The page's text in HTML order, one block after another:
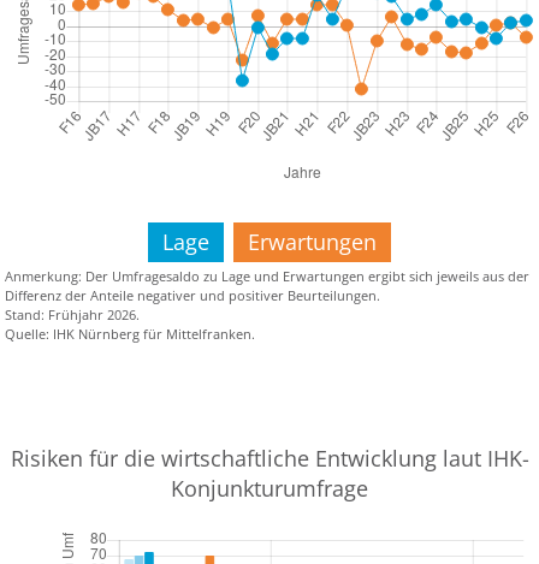
Lage Erwartungen
Anmerkung: Der Umfragesaldo zu Lage und Erwartungen ergibt sich jeweils aus der
Differenz der Anteile negativer und positiver Beurteilungen.
Stand: Frühjahr 2026.
Quelle: IHK Nürnberg für Mittelfranken.
Risiken für die wirtschaftliche Entwicklung laut IHK-
Konjunkturumfrage